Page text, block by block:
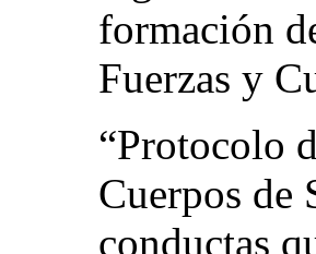
formación
Fuerzas y
“Protocolo
Cuerpos de
conductas